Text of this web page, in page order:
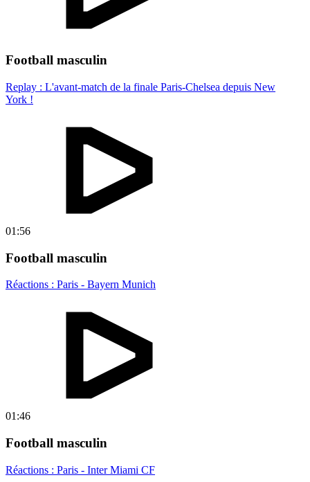
Football masculin
Replay : L'avant-match de la finale Paris-Chelsea depuis New
York !
01:56
Football masculin
Réactions : Paris - Bayern Munich
01:46
Football masculin
Réactions : Paris - Inter Miami CF